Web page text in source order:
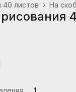
На
листов ›
школьные
1